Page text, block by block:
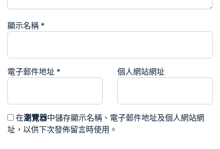
顯示名稱 *
電子郵件地址 * 個人網站網址
在瀏覽器中儲存顯示名稱、電子郵件地址及個人網站網
址，以供下次發佈留言時使用。